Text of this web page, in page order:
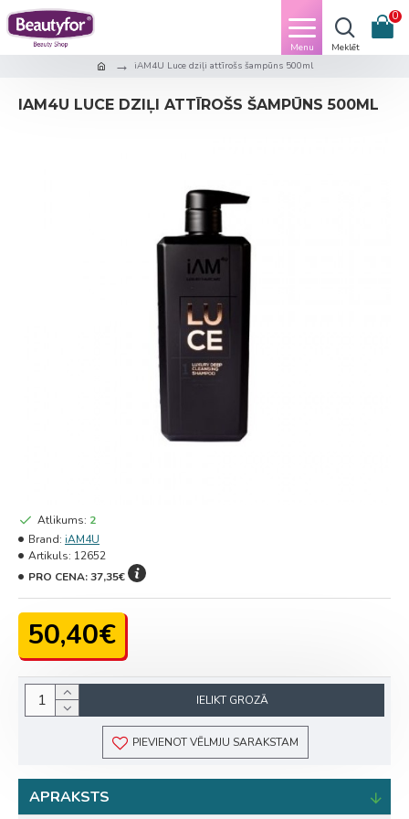
0
iAM4U Luce dziļi attīrošs šampūns 500ml
IAM4U LUCE DZIĻI ATTĪROŠS ŠAMPŪNS 500ML
50,40€
Atlikums: 2
Brand: iAM4U
Artikuls: 12652
PRO CENA:37,35€
IELIKT GROZĀ
PIEVIENOT VĒLMJU SARAKSTAM
APRAKSTS